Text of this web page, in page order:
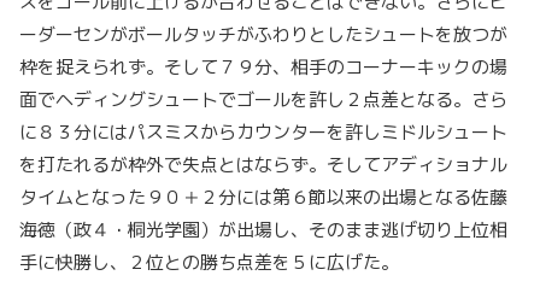
ーダーセンがボールタッチがふわりとしたシュートを放つが
枠を捉えられず。そして７９分、相手のコーナーキックの場
面でヘディングシュートでゴールを許し２点差となる。さら
に８３分にはパスミスからカウンターを許しミドルシュート
を打たれるが枠外で失点とはならず。そしてアディショナル
タイムとなった９０＋２分には第６節以来の出場となる佐藤
海徳（政４・桐光学園）が出場し、そのまま逃げ切り上位相
手に快勝し、２位との勝ち点差を５に広げた。